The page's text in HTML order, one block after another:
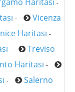
-
-
Vicenza
Haritası -
-
Treviso
Haritası -
-
Salerno